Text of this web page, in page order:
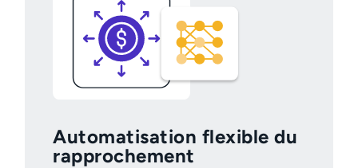
Automatisation flexible du
rapprochement